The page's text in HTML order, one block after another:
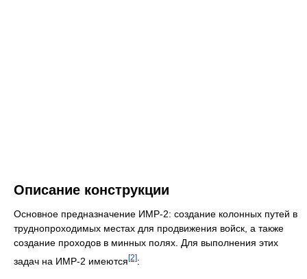
Описание конструкции
Основное предназначение ИМР-2: создание колонных путей в
труднопроходимых местах для продвижения войск, а также
создание проходов в минных полях. Для выполнения этих
задач на ИМР-2 имеются[2]: